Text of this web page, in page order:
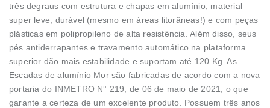
três degraus com estrutura e chapas em alumínio, material
super leve, durável (mesmo em áreas litorâneas!) e com peças
plásticas em polipropileno de alta resistência. Além disso, seus
pés antiderrapantes e travamento automático na plataforma
superior dão mais estabilidade e suportam até 120 Kg. As
Escadas de alumínio Mor são fabricadas de acordo com a nova
portaria do INMETRO N° 219, de 06 de maio de 2021, o que
garante a certeza de um excelente produto. Possuem três anos